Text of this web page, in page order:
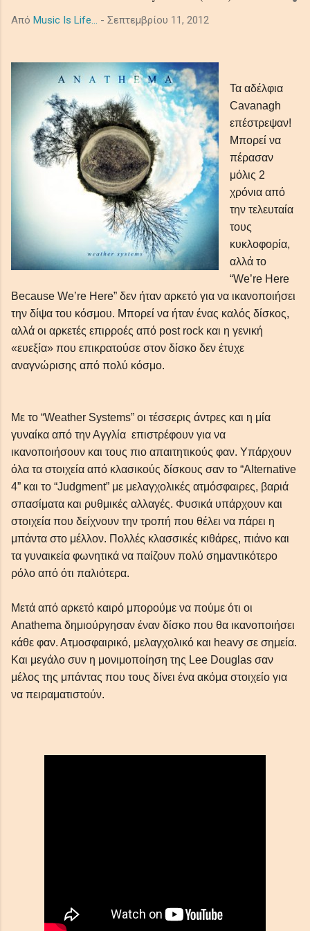
τρόμου, μεταμορφώνοντας προσωπικές και καθολικές σκιές
τελευταία, ξεθωριασμένη λάμψη του λυκόφωτος. Ο ήχος από
τα βαθιά synths το πιάνο και τα έγχορδα δημιουργούν μία
ατμόσφαιρα μελαγχολική, απομονωμένη και μεγαλοπρεπή με
θέμα την μοναξιά και τη φθορά στο αχανές διάστημα. In the
shadowed ...
Από Music Is Life... - Σεπτεμβρίου 11, 2012
Τα αδέλφια
Cavanagh
επέστρεψαν!
Μπορεί να
πέρασαν
μόλις 2
χρόνια από
την τελευταία
τους
κυκλοφορία,
αλλά το
“We’re Here
Because We’re Here” δεν ήταν αρκετό για να ικανοποιήσει
την δίψα του κόσμου. Μπορεί να ήταν ένας καλός δίσκος,
αλλά οι αρκετές επιρροές από post rock και η γενική
«ευεξία» που επικρατούσε στον δίσκο δεν έτυχε
αναγνώρισης από πολύ κόσμο.
Με το “Weather Systems” οι τέσσερις άντρες και η μία
γυναίκα από την Αγγλία επιστρέφουν για να
ικανοποιήσουν και τους πιο απαιτητικούς φαν. Υπάρχουν
όλα τα στοιχεία από κλασικούς δίσκους σαν το “Alternative
4” και το “Judgment” με μελαγχολικές ατμόσφαιρες, βαριά
σπασίματα και ρυθμικές αλλαγές. Φυσικά υπάρχουν και
στοιχεία που δείχνουν την τροπή που θέλει να πάρει η
μπάντα στο μέλλον. Πολλές κλασσικές κιθάρες, πιάνο και
τα γυναικεία φωνητικά να παίζουν πολύ σημαντικότερο
ρόλο από ότι παλιότερα.
Μετά από αρκετό καιρό μπορούμε να πούμε ότι οι
Anathema δημιούργησαν έναν δίσκο που θα ικανοποιήσει
κάθε φαν. Ατμοσφαιρικό, μελαγχολικό και heavy σε σημεία.
Και μεγάλο συν η μονιμοποίηση της Lee Douglas σαν
μέλος της μπάντας που τους δίνει ένα ακόμα στοιχείο για
να πειραματιστούν.
απλές συμβουλές Blogger